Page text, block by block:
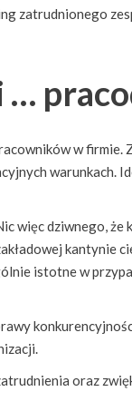
zatrudnionego
…
w firmie.
warunkach.
więc dziwnego, że
kantynie
istotne w
oraz